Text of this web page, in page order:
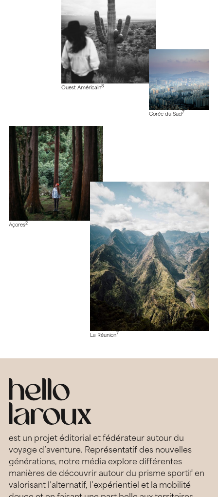
Ouest Américain8
Corée du Sud 7
Açores2
La Réunion7
est un projet éditorial et fédérateur autour du
voyage d’aventure. Représentatif des nouvelles
générations, notre média explore différentes
manières de découvrir autour du prisme sportif en
valorisant l’alternatif, l’expérientiel et la mobilité